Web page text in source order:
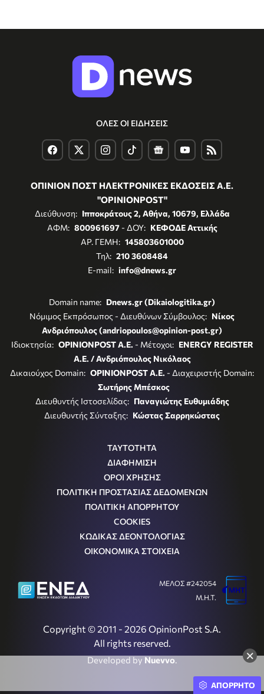
×
ΟΛΕΣ ΟΙ ΕΙΔΗΣΕΙΣ
ΟΠΙΝΙΟΝ ΠΟΣΤ ΗΛΕΚΤΡΟΝΙΚΕΣ ΕΚΔΟΣΕΙΣ Α.Ε.
"OPINIONPOST"
Διεύθυνση: Ιπποκράτους 2, Αθήνα, 10679, Ελλάδα
ΑΦΜ: 800961697- ΔΟΥ: ΚΕΦΟΔΕ Αττικής
ΑΡ. ΓΕΜΗ: 145803601000
Τηλ: 210 3608484
E-mail: info@dnews.gr
Domain name: Dnews.gr (Dikaiologitika.gr)
Νόμιμος Εκπρόσωπος - Διευθύνων Σύμβουλος: Νίκος
Ανδριόπουλος (andriopoulos@opinion-post.gr)
Ιδιοκτησία: OPINIONPOST A.E. - Μέτοχοι: ENERGY REGISTER
Α.Ε. / Ανδριόπουλος Νικόλαος
Δικαιούχος Domain: OPINIONPOST A.E. - Διαχειριστής Domain:
Σωτήρης Μπέσκος
Διευθυντής Ιστοσελίδας: Παναγιώτης Ευθυμιάδης
Διευθυντής Σύνταξης: Κώστας Σαρρηκώστας
ΤΑΥΤΟΤΗΤΑ
ΔΙΑΦΗΜΙΣΗ
ΟΡΟΙ ΧΡΗΣΗΣ
ΠΟΛΙΤΙΚΗ ΠΡΟΣΤΑΣΙΑΣ ΔΕΔΟΜΕΝΩΝ
ΠΟΛΙΤΙΚΗ ΑΠΟΡΡΗΤΟΥ
COOKIES
ΚΩΔΙΚΑΣ ΔΕΟΝΤΟΛΟΓΙΑΣ
ΟΙΚΟΝΟΜΙΚΑ ΣΤΟΙΧΕΙΑ
Copyright © 2011 - 2026 OpinionPost S.A.
All rights reserved.
Developed by Nuevvo.
ΜΕΛΟΣ #242054
Μ.Η.Τ.
ΑΠΟΡΡΗΤΟ